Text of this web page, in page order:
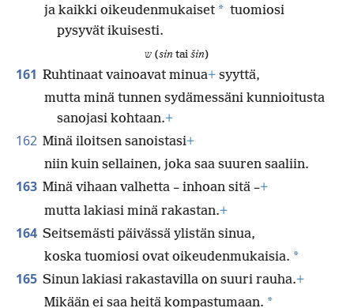
ja kaikki oikeudenmukaiset * tuomiosi
pysyvät ikuisesti.
ש (sin tai šin)
161 Ruhtinaat vainoavat minua+ syyttä,
mutta minä tunnen sydämessäni kunnioitusta
sanojasi kohtaan.+
162 Minä iloitsen sanoistasi+
niin kuin sellainen, joka saa suuren saaliin.
163 Minä vihaan valhetta – inhoan sitä –+
mutta lakiasi minä rakastan.+
164 Seitsemästi päivässä ylistän sinua,
koska tuomiosi ovat oikeudenmukaisia. *
165 Sinun lakiasi rakastavilla on suuri rauha.+
Mikään ei saa heitä kompastumaan. *